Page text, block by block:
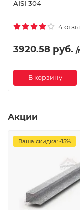
AISI 304
4
3920.58 руб. /
В корзину
Акции
Ваша скидка: -15%